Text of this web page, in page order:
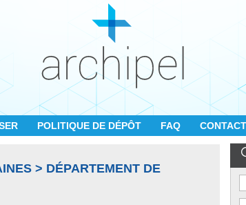
POLITIQUE DE DÉPÔT FAQ CONTACT
> DÉPARTEMENT DE